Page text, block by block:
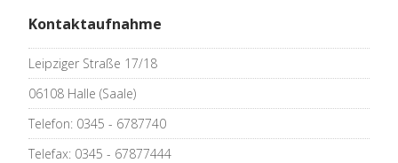
Kontaktaufnahme
Leipziger Straße 17/18
06108 Halle (Saale)
Telefon: 0345 - 6787740
Telefax: 0345 - 67877444